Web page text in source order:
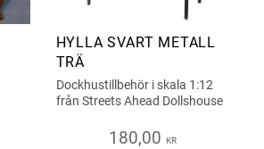
HYLLA SVART METALL
TRÄ
Dockhustillbehör i skala 1:12
från Streets Ahead Dollshouse
180,00 KR